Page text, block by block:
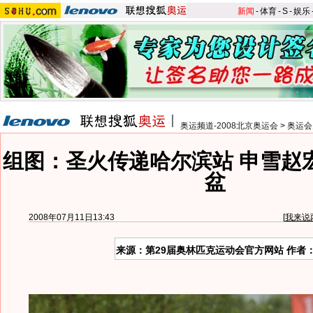
新闻 -体育-S-娱乐
奥运频道-2008北京奥运会 > 奥运
组图：圣火传递哈尔滨站 申雪赵
盆
2008年07月11日13:43 [我来说
来源：第29届奥林匹克运动会官方网站 作者